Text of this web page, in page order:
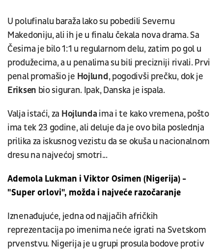
U polufinalu baraža lako su pobedili Severnu
Makedoniju, ali ih je u finalu čekala nova drama. Sa
Česima je bilo 1:1 u regularnom delu, zatim po gol u
produžecima, a u penalima su bili precizniji rivali. Prvi
penal promašio je Hojlund, pogodivši prečku, dok je
Eriksen bio siguran. Ipak, Danska je ispala.
Valja istaći, za Hojlundaima i te kako vremena, pošto
ima tek 23 godine, ali deluje da je ovo bila poslednja
prilika za iskusnog vezistu da se okuša u nacionalnom
dresu na najvećoj smotri...
Ademola Lukman i Viktor Osimen (Nigerija) -
"Super orlovi", možda i najveće razočaranje
Iznenađujuće, jedna od najjačih afričkih
reprezentacija po imenima neće igrati na Svetskom
prvenstvu. Nigerija je u grupi prosula bodove protiv